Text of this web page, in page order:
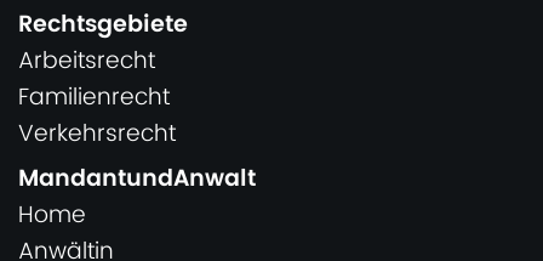
Rechtsgebiete
Arbeitsrecht
Familienrecht
Verkehrsrecht
MandantundAnwalt
Home
Anwältin